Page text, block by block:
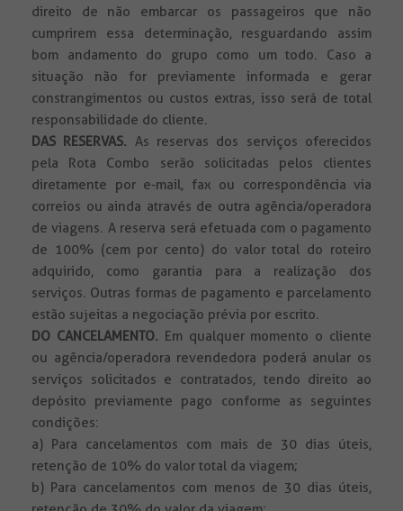
direito de não embarcar os passageiros que não
cumprirem essa determinação, resguardando assim
bom andamento do grupo como um todo. Caso a
situação não for previamente informada e gerar
constrangimentos ou custos extras, isso será de total
responsabilidade do cliente.
DAS RESERVAS. As reservas dos serviços oferecidos
pela Rota Combo serão solicitadas pelos clientes
diretamente por e-mail, fax ou correspondência via
correios ou ainda através de outra agência/operadora
de viagens. A reserva será efetuada com o pagamento
de 100% (cem por cento) do valor total do roteiro
adquirido, como garantia para a realização dos
serviços. Outras formas de pagamento e parcelamento
estão sujeitas a negociação prévia por escrito.
DO CANCELAMENTO. Em qualquer momento o cliente
ou agência/operadora revendedora poderá anular os
serviços solicitados e contratados, tendo direito ao
depósito previamente pago conforme as seguintes
condições:
a) Para cancelamentos com mais de 30 dias úteis,
retenção de 10% do valor total da viagem;
b) Para cancelamentos com menos de 30 dias úteis,